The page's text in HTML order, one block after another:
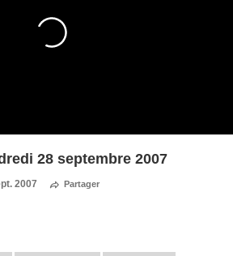
28 septembre 2007
2007 Partager